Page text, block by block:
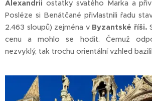
Alexandrii ostatky svatého Marka a
Posléze si Benátčané přivlastnili řadu
2.463 sloupů) zejména v Byzantské říši.
cenu a mohlo se hodit. Čemuž
nezvyklý, tak trochu orientální vzhled